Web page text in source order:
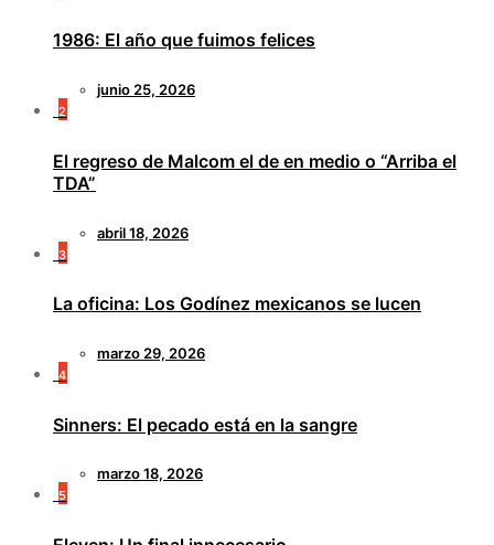
1986: El año que fuimos felices
junio 25, 2026
2
El regreso de Malcom el de en medio o “Arriba el
TDA”
abril 18, 2026
3
La oficina: Los Godínez mexicanos se lucen
marzo 29, 2026
4
Sinners: El pecado está en la sangre
marzo 18, 2026
5